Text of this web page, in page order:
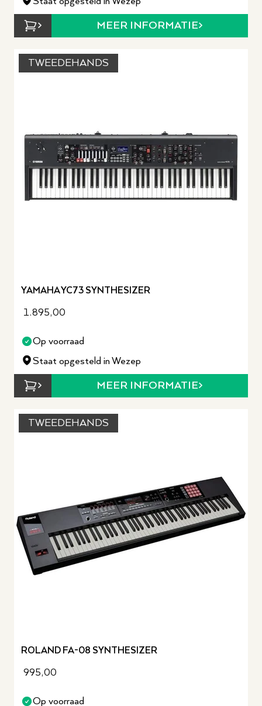
MEER INFORMATIE
TWEEDEHANDS
YAMAHA YC73 SYNTHESIZER
1.895,00
Op voorraad
Staat opgesteld in Wezep
MEER INFORMATIE
TWEEDEHANDS
ROLAND FA-08 SYNTHESIZER
995,00
Op voorraad